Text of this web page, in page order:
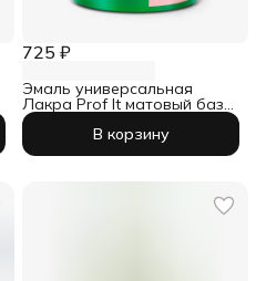
725 ₽
Эмаль универсальная
Лакра Prof It матовый база
А 0,9 кг
В корзину